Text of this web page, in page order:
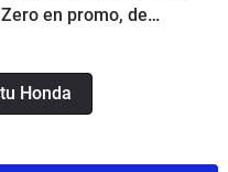
en promo, de
Honda